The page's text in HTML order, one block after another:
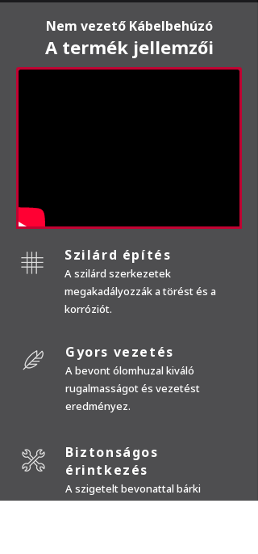
Nem vezető Kábelbehúzó
A termék jellemzői
Szilárd építés
A szilárd szerkezetek
megakadályozzák a törést és a
korróziót.
Gyors vezetés
A bevont ólomhuzal kiváló
rugalmasságot és vezetést
eredményez.
Biztonságos
érintkezés
A szigetelt bevonattal bárki